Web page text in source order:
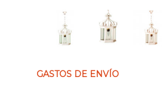
GASTOS DE ENVÍO